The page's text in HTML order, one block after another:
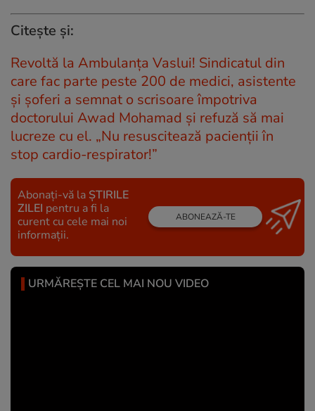
Citește și:
Revoltă la Ambulanța Vaslui! Sindicatul din
care fac parte peste 200 de medici, asistente
și șoferi a semnat o scrisoare împotriva
doctorului Awad Mohamad și refuză să mai
lucreze cu el. „Nu resuscitează pacienții în
stop cardio-respirator!”
Abonați-vă la ȘTIRILE
ZILEI pentru a fi la
curent cu cele mai noi
informații.
ABONEAZĂ-TE
URMĂREȘTE CEL MAI NOU VIDEO